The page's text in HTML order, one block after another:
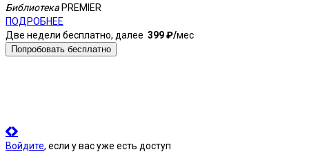
Библиотека PREMIER
ПОДРОБНЕЕ
Две недели бесплатно, далее 399 ₽⁠/⁠мес
Попробовать бесплатно
Войдите, если у вас уже есть доступ